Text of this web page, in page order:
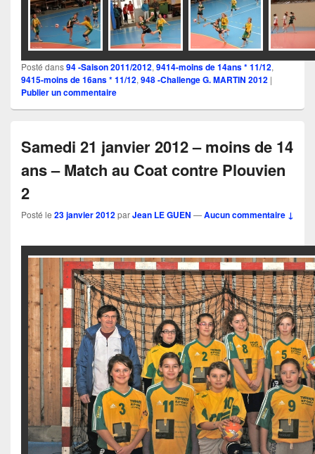
Posté dans94 -Saison 2011/2012, 9414-moins de 14ans * 11/12,
9415-moins de 16ans * 11/12, 948 -Challenge G. MARTIN 2012 |
Publier un commentaire
Samedi 21 janvier 2012 – moins de 14
ans – Match au Coat contre Plouvien
2
Posté le 23 janvier 2012parJean LE GUEN —Aucun commentaire ↓